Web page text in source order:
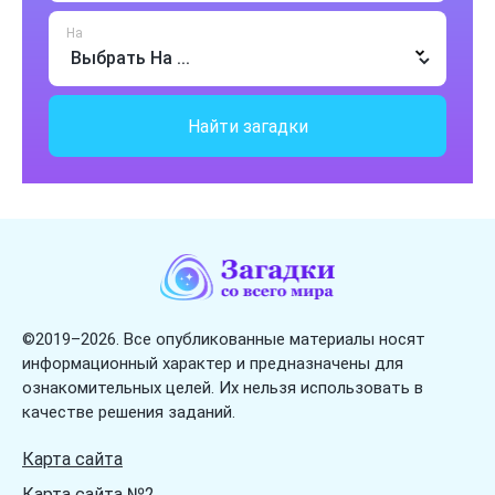
Загадки про транспорт
Загадки про тыкву
Загадки про ягоды
На
Найти загадки
©2019–2026. Все опубликованные материалы носят
информационный характер и предназначены для
ознакомительных целей. Их нельзя использовать в
качестве решения заданий.
Карта сайта